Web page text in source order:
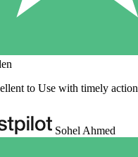
to Use with timely action
Sohel Ahmed